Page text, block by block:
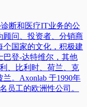
断和医疗IT业务的公
顾问、投资者、分销商
国家的文化，积极建
巴登-达特维尔，其他
、比利时、荷兰、克
。Axonlab 于1990年
员工的欧洲性公司。